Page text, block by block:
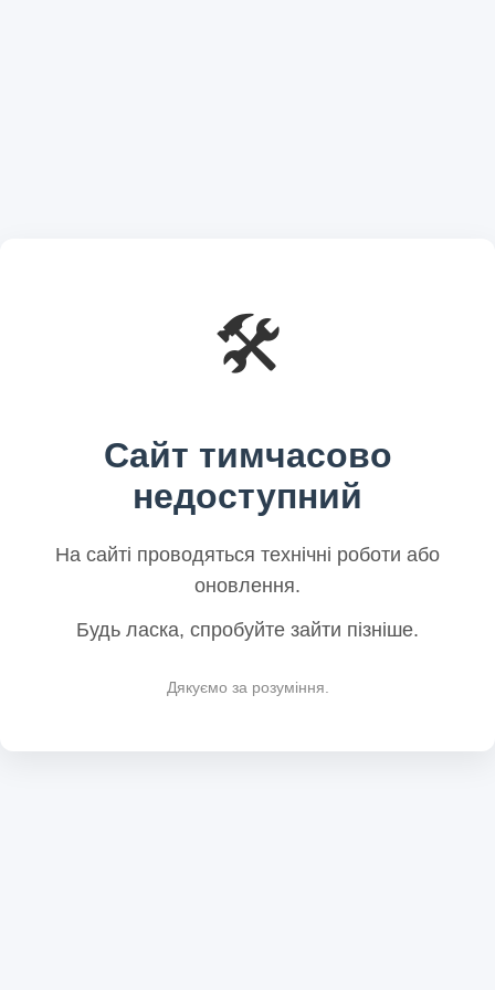
🛠️
Сайт тимчасово
недоступний
На сайті проводяться технічні роботи або
оновлення.
Будь ласка, спробуйте зайти пізніше.
Дякуємо за розуміння.